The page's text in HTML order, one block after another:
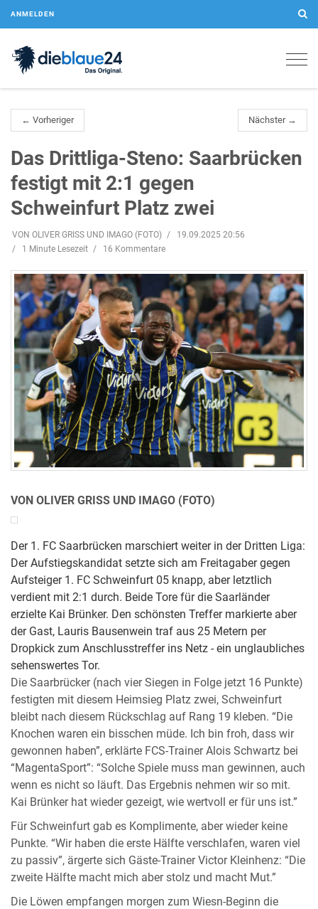
ANMELDEN
← Vorheriger Nächster →
Das Drittliga-Steno: Saarbrücken
festigt mit 2:1 gegen
Schweinfurt Platz zwei
VON OLIVER GRISS UND IMAGO (FOTO)
19.09.2025 20:56
1 Minute Lesezeit
16 Kommentare
VON OLIVER GRISS UND IMAGO (FOTO)
Der 1. FC Saarbrücken marschiert weiter in der Dritten Liga:
Der Aufstiegskandidat setzte sich am Freitagaber gegen
Aufsteiger 1. FC Schweinfurt 05 knapp, aber letztlich
verdient mit 2:1 durch. Beide Tore für die Saarländer
erzielte Kai Brünker. Den schönsten Treffer markierte aber
der Gast, Lauris Bausenwein traf aus 25 Metern per
Dropkick zum Anschlusstreffer ins Netz - ein unglaubliches
sehenswertes Tor.
Die Saarbrücker (nach vier Siegen in Folge jetzt 16 Punkte)
festigten mit diesem Heimsieg Platz zwei, Schweinfurt
bleibt nach diesem Rückschlag auf Rang 19 kleben. “Die
Knochen waren ein bisschen müde. Ich bin froh, dass wir
gewonnen haben”, erklärte FCS-Trainer Alois Schwartz bei
“MagentaSport”: “Solche Spiele muss man gewinnen, auch
wenn es nicht so läuft. Das Ergebnis nehmen wir so mit.
Kai Brünker hat wieder gezeigt, wie wertvoll er für uns ist.”
Für Schweinfurt gab es Komplimente, aber wieder keine
Punkte. “Wir haben die erste Hälfte verschlafen, waren viel
zu passiv”, ärgerte sich Gäste-Trainer Victor Kleinhenz: “Die
zweite Hälfte macht mich aber stolz und macht Mut.”
Die Löwen empfangen morgen zum Wiesn-Beginn die